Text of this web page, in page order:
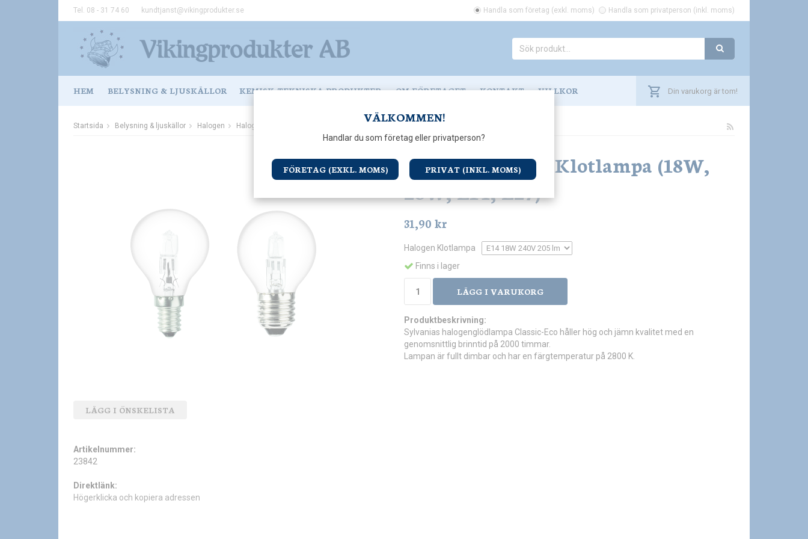
VÄLKOMMEN!
Handlar du som företag eller privatperson?
FÖRETAG (EXKL. MOMS) PRIVAT (INKL. MOMS)
Tel. 08 - 31 74 60 kundtjanst@vikingprodukter.se Handla som företag (exkl. moms) Handla som privatperson (inkl. moms)
HEM BELYSNING & LJUSKÄLLOR KEMISK-TEKNISKA PRODUKTER OM FÖRETAGET KONTAKT VILLKOR Din varukorg är tom!
Startsida Belysning & ljuskällor Halogen Halogen Glödlampor
Halogen Classic Klotlampa (18W,
28W, E14, E27)
31,90 kr
Halogen Klotlampa
Finns i lager
LÄGG I VARUKORG
Produktbeskrivning:
Sylvanias halogenglödlampa Classic-Eco håller hög och jämn kvalitet med en
genomsnittlig brinntid på 2000 timmar.
Lampan är fullt dimbar och har en färgtemperatur på 2800 K.
LÄGG I ÖNSKELISTA
Artikelnummer:
23842
Direktlänk:
Högerklicka och kopiera adressen